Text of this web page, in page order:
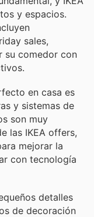
y espacios.
sales,
su comedor con
en casa es
y sistemas de
son muy
las IKEA offers,
mejorar la
con tecnología
detalles
de decoración